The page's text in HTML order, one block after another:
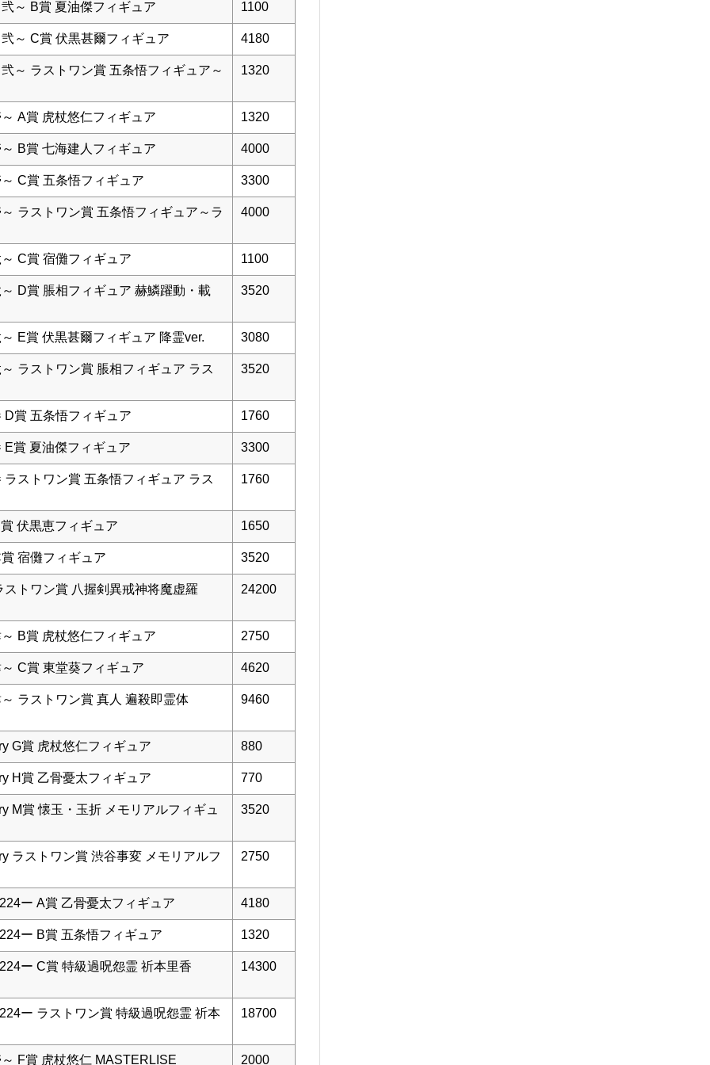
～ B賞 夏油傑フィギュア 1100
～ C賞 伏黒甚爾フィギュア 4180
～ ラストワン賞 五条悟フィギュア～ 1320
A賞 虎杖悠仁フィギュア 1320
B賞 七海建人フィギュア 4000
C賞 五条悟フィギュア 3300
ラストワン賞 五条悟フィギュア～ラ 4000
C賞 宿儺フィギュア 1100
D賞 脹相フィギュア 赫鱗躍動・載 3520
E賞 伏黒甚爾フィギュア 降霊ver. 3080
ラストワン賞 脹相フィギュア ラス 3520
賞 五条悟フィギュア 1760
賞 夏油傑フィギュア 3300
ストワン賞 五条悟フィギュア ラス 1760
伏黒恵フィギュア 1650
宿儺フィギュア 3520
トワン賞 八握剣異戒神将魔虚羅 24200
B賞 虎杖悠仁フィギュア 2750
C賞 東堂葵フィギュア 4620
ラストワン賞 真人 遍殺即霊体 9460
G賞 虎杖悠仁フィギュア 880
H賞 乙骨憂太フィギュア 770
M賞 懐玉・玉折 メモリアルフィギュ 3520
ラストワン賞 渋谷事変 メモリアルフ 2750
ー A賞 乙骨憂太フィギュア 4180
ー B賞 五条悟フィギュア 1320
ー C賞 特級過呪怨霊 祈本里香 14300
ー ラストワン賞 特級過呪怨霊 祈本 18700
F賞 虎杖悠仁 MASTERLISE 2000